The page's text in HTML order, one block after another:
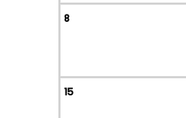
8
15